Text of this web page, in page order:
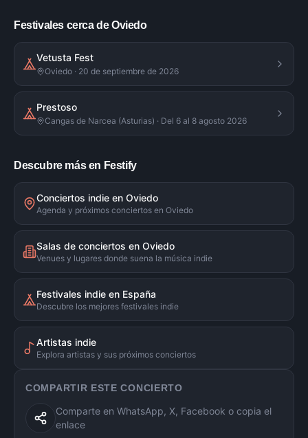
Festivales cerca de Oviedo
Vetusta Fest
Oviedo · 20 de septiembre de 2026
Prestoso
Cangas de Narcea (Asturias) · Del 6 al 8 agosto 2026
Descubre más en Festify
Conciertos indie en Oviedo
Agenda y próximos conciertos en Oviedo
Salas de conciertos en Oviedo
Venues y lugares donde suena la música indie
Festivales indie en España
Descubre los mejores festivales indie
Artistas indie
Explora artistas y sus próximos conciertos
COMPARTIR ESTE CONCIERTO
Comparte en WhatsApp, X, Facebook o copia el
enlace